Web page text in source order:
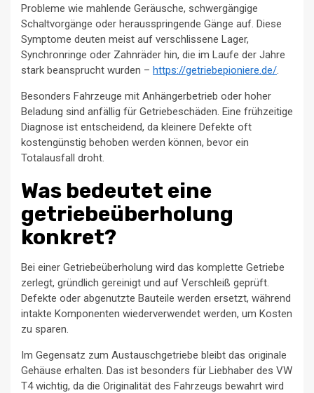
Probleme wie mahlende Geräusche, schwergängige
Schaltvorgänge oder herausspringende Gänge auf. Diese
Symptome deuten meist auf verschlissene Lager,
Synchronringe oder Zahnräder hin, die im Laufe der Jahre
stark beansprucht wurden – https://getriebepioniere.de/.
Besonders Fahrzeuge mit Anhängerbetrieb oder hoher
Beladung sind anfällig für Getriebeschäden. Eine frühzeitige
Diagnose ist entscheidend, da kleinere Defekte oft
kostengünstig behoben werden können, bevor ein
Totalausfall droht.
Was bedeutet eine
getriebeüberholung
konkret?
Bei einer Getriebeüberholung wird das komplette Getriebe
zerlegt, gründlich gereinigt und auf Verschleiß geprüft.
Defekte oder abgenutzte Bauteile werden ersetzt, während
intakte Komponenten wiederverwendet werden, um Kosten
zu sparen.
Im Gegensatz zum Austauschgetriebe bleibt das originale
Gehäuse erhalten. Das ist besonders für Liebhaber des VW
T4 wichtig, da die Originalität des Fahrzeugs bewahrt wird